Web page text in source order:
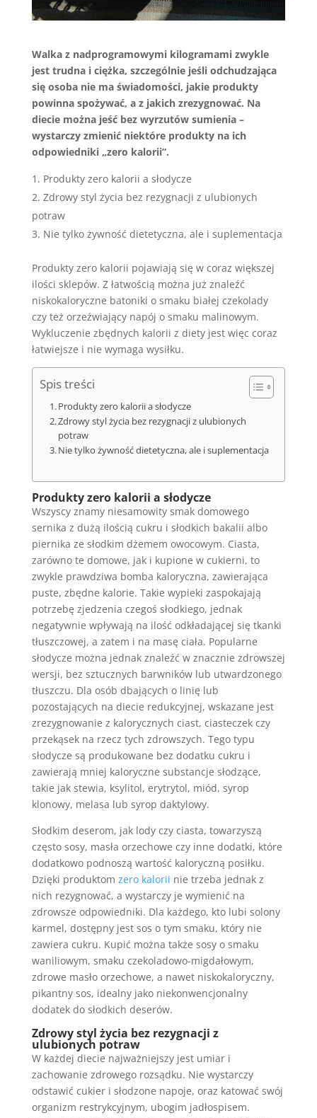
Walka z nadprogramowymi kilogramami zwykle
jest trudna i ciężka, szczególnie jeśli odchudzająca
się osoba nie ma świadomości, jakie produkty
powinna spożywać, a z jakich zrezygnować. Na
diecie można jeść bez wyrzutów sumienia –
wystarczy zmienić niektóre produkty na ich
odpowiedniki „zero kalorii”.
Produkty zero kalorii a słodycze
Zdrowy styl życia bez rezygnacji z ulubionych
potraw
Nie tylko żywność dietetyczna, ale i suplementacja
Produkty zero kalorii pojawiają się w coraz większej
ilości sklepów. Z łatwością można już znaleźć
niskokaloryczne batoniki o smaku białej czekolady
czy też orzeźwiający napój o smaku malinowym.
Wykluczenie zbędnych kalorii z diety jest więc coraz
łatwiejsze i nie wymaga wysiłku.
Spis treści
Produkty zero kalorii a słodycze
Zdrowy styl życia bez rezygnacji z ulubionych
potraw
Nie tylko żywność dietetyczna, ale i suplementacja
Produkty zero kalorii a słodycze
Wszyscy znamy niesamowity smak domowego
sernika z dużą ilością cukru i słodkich bakalii albo
piernika ze słodkim dżemem owocowym. Ciasta,
zarówno te domowe, jak i kupione w cukierni, to
zwykle prawdziwa bomba kaloryczna, zawierająca
puste, zbędne kalorie. Takie wypieki zaspokajają
potrzebę zjedzenia czegoś słodkiego, jednak
negatywnie wpływają na ilość odkładającej się tkanki
tłuszczowej, a zatem i na masę ciała. Popularne
słodycze można jednak znaleźć w znacznie zdrowszej
wersji, bez sztucznych barwników lub utwardzonego
tłuszczu. Dla osób dbających o linię lub
pozostających na diecie redukcyjnej, wskazane jest
zrezygnowanie z kalorycznych ciast, ciasteczek czy
przekąsek na rzecz tych zdrowszych. Tego typu
słodycze są produkowane bez dodatku cukru i
zawierają mniej kaloryczne substancje słodzące,
takie jak stewia, ksylitol, erytrytol, miód, syrop
klonowy, melasa lub syrop daktylowy.
Słodkim deserom, jak lody czy ciasta, towarzyszą
często sosy, masła orzechowe czy inne dodatki, które
dodatkowo podnoszą wartość kaloryczną posiłku.
Dzięki produktom zero kalorii nie trzeba jednak z
nich rezygnować, a wystarczy je wymienić na
zdrowsze odpowiedniki. Dla każdego, kto lubi solony
karmel, dostępny jest sos o tym smaku, który nie
zawiera cukru. Kupić można także sosy o smaku
waniliowym, smaku czekoladowo-migdałowym,
zdrowe masło orzechowe, a nawet niskokaloryczny,
pikantny sos, idealny jako niekonwencjonalny
dodatek do słodkich deserów.
Zdrowy styl życia bez rezygnacji z
ulubionych potraw
W każdej diecie najważniejszy jest umiar i
zachowanie zdrowego rozsądku. Nie wystarczy
odstawić cukier i słodzone napoje, oraz katować swój
organizm restrykcyjnym, ubogim jadłospisem.